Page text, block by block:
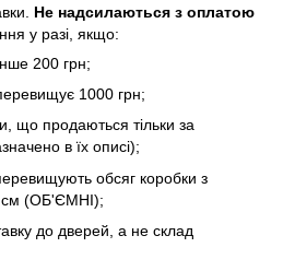
Не надсилаються з оплатою
у разі, якщо:
200 грн;
1000 грн;
що продаються тільки за
в їх описі);
обсяг коробки з
см (ОБ'ЄМНІ);
до дверей, а не склад